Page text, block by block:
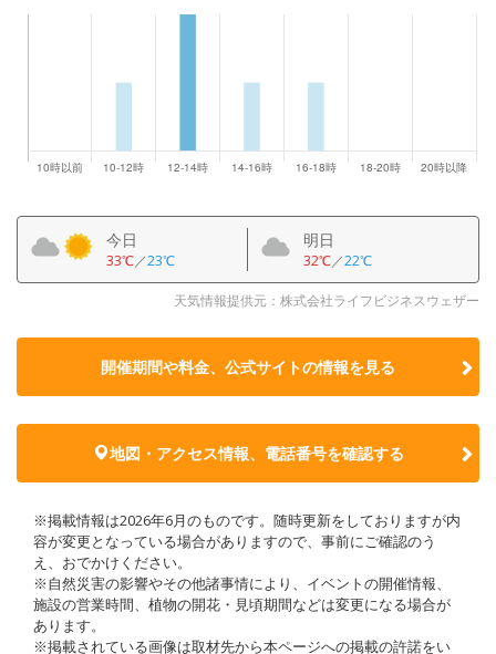
今日
33℃／23℃
明日
32℃／22℃
天気情報提供元：株式会社ライフビジネスウェザー
開催期間や料金、公式サイトの情報を見る
地図・アクセス情報、電話番号を確認する
※掲載情報は2026年6月のものです。随時更新をしておりますが内
容が変更となっている場合がありますので、事前にご確認のう
え、おでかけください。
※自然災害の影響やその他諸事情により、イベントの開催情報、
施設の営業時間、植物の開花・見頃期間などは変更になる場合が
あります。
※掲載されている画像は取材先から本ページへの掲載の許諾をい